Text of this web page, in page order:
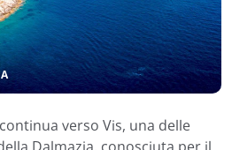
verso Vis, una delle